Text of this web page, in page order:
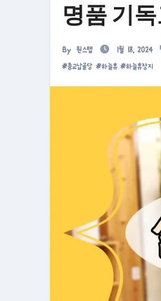
명품 기
By 원스텝 1월 18, 2024
#종교납골당 #하늘휴 #하늘휴장지